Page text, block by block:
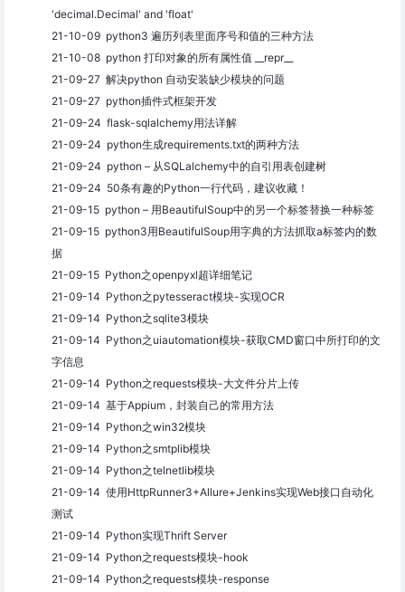
'decimal.Decimal' and 'float'
21-10-09 python3 遍历列表里面序号和值的三种方法
21-10-08 python 打印对象的所有属性值 __repr__
21-09-27 解决python 自动安装缺少模块的问题
21-09-27 python插件式框架开发
21-09-24 flask-sqlalchemy用法详解
21-09-24 python生成requirements.txt的两种方法
21-09-24 python – 从SQLalchemy中的自引用表创建树
21-09-24 50条有趣的Python一行代码，建议收藏！
21-09-15 python – 用BeautifulSoup中的另一个标签替换一种标签
21-09-15 python3用BeautifulSoup用字典的方法抓取a标签内的数
据
21-09-15 Python之openpyxl超详细笔记
21-09-14 Python之pytesseract模块-实现OCR
21-09-14 Python之sqlite3模块
21-09-14 Python之uiautomation模块-获取CMD窗口中所打印的文
字信息
21-09-14 Python之requests模块-大文件分片上传
21-09-14 基于Appium，封装自己的常用方法
21-09-14 Python之win32模块
21-09-14 Python之smtplib模块
21-09-14 Python之telnetlib模块
21-09-14 使用HttpRunner3+Allure+Jenkins实现Web接口自动化
测试
21-09-14 Python实现Thrift Server
21-09-14 Python之requests模块-hook
21-09-14 Python之requests模块-response